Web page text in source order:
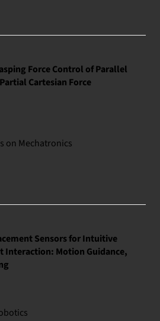
Force Control of Parallel
Cartesian Force
on Mechatronics
Sensors for Intuitive
Interaction: Motion Guidance,